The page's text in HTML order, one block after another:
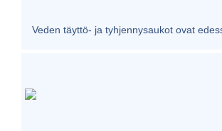
Veden täyttö- ja tyhjennysaukot ovat